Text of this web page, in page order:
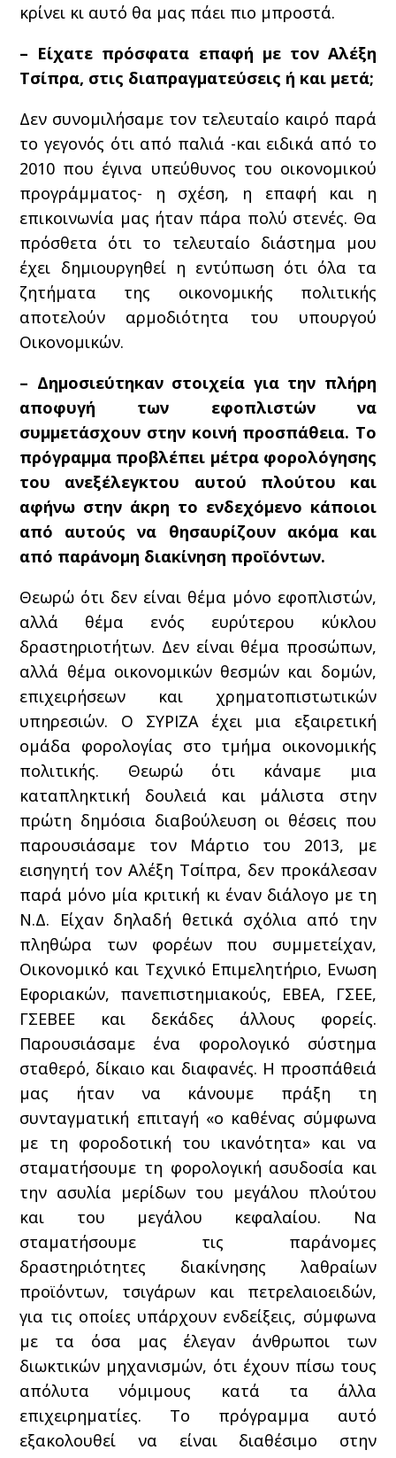
κρίνει κι αυτό θα μας πάει πιο μπροστά.
– Είχατε πρόσφατα επαφή με τον Αλέξη
Τσίπρα, στις διαπραγματεύσεις ή και μετά;
Δεν συνομιλήσαμε τον τελευταίο καιρό παρά
το γεγονός ότι από παλιά -και ειδικά από το
2010 που έγινα υπεύθυνος του οικονομικού
προγράμματος- η σχέση, η επαφή και η
επικοινωνία μας ήταν πάρα πολύ στενές. Θα
πρόσθετα ότι το τελευταίο διάστημα μου
έχει δημιουργηθεί η εντύπωση ότι όλα τα
ζητήματα της οικονομικής πολιτικής
αποτελούν αρμοδιότητα του υπουργού
Οικονομικών.
– Δημοσιεύτηκαν στοιχεία για την πλήρη
αποφυγή των εφοπλιστών να
συμμετάσχουν στην κοινή προσπάθεια. Το
πρόγραμμα προβλέπει μέτρα φορολόγησης
του ανεξέλεγκτου αυτού πλούτου και
αφήνω στην άκρη το ενδεχόμενο κάποιοι
από αυτούς να θησαυρίζουν ακόμα και
από παράνομη διακίνηση προϊόντων.
Θεωρώ ότι δεν είναι θέμα μόνο εφοπλιστών,
αλλά θέμα ενός ευρύτερου κύκλου
δραστηριοτήτων. Δεν είναι θέμα προσώπων,
αλλά θέμα οικονομικών θεσμών και δομών,
επιχειρήσεων και χρηματοπιστωτικών
υπηρεσιών. Ο ΣΥΡΙΖΑ έχει μια εξαιρετική
ομάδα φορολογίας στο τμήμα οικονομικής
πολιτικής. Θεωρώ ότι κάναμε μια
καταπληκτική δουλειά και μάλιστα στην
πρώτη δημόσια διαβούλευση οι θέσεις που
παρουσιάσαμε τον Μάρτιο του 2013, με
εισηγητή τον Αλέξη Τσίπρα, δεν προκάλεσαν
παρά μόνο μία κριτική κι έναν διάλογο με τη
Ν.Δ. Είχαν δηλαδή θετικά σχόλια από την
πληθώρα των φορέων που συμμετείχαν,
Οικονομικό και Τεχνικό Επιμελητήριο, Ενωση
Εφοριακών, πανεπιστημιακούς, ΕΒΕΑ, ΓΣΕΕ,
ΓΣΕΒΕΕ και δεκάδες άλλους φορείς.
Παρουσιάσαμε ένα φορολογικό σύστημα
σταθερό, δίκαιο και διαφανές. Η προσπάθειά
μας ήταν να κάνουμε πράξη τη
συνταγματική επιταγή «ο καθένας σύμφωνα
με τη φοροδοτική του ικανότητα» και να
σταματήσουμε τη φορολογική ασυδοσία και
την ασυλία μερίδων του μεγάλου πλούτου
και του μεγάλου κεφαλαίου. Να
σταματήσουμε τις παράνομες
δραστηριότητες διακίνησης λαθραίων
προϊόντων, τσιγάρων και πετρελαιοειδών,
για τις οποίες υπάρχουν ενδείξεις, σύμφωνα
με τα όσα μας έλεγαν άνθρωποι των
διωκτικών μηχανισμών, ότι έχουν πίσω τους
απόλυτα νόμιμους κατά τα άλλα
επιχειρηματίες. Το πρόγραμμα αυτό
εξακολουθεί να είναι διαθέσιμο στην